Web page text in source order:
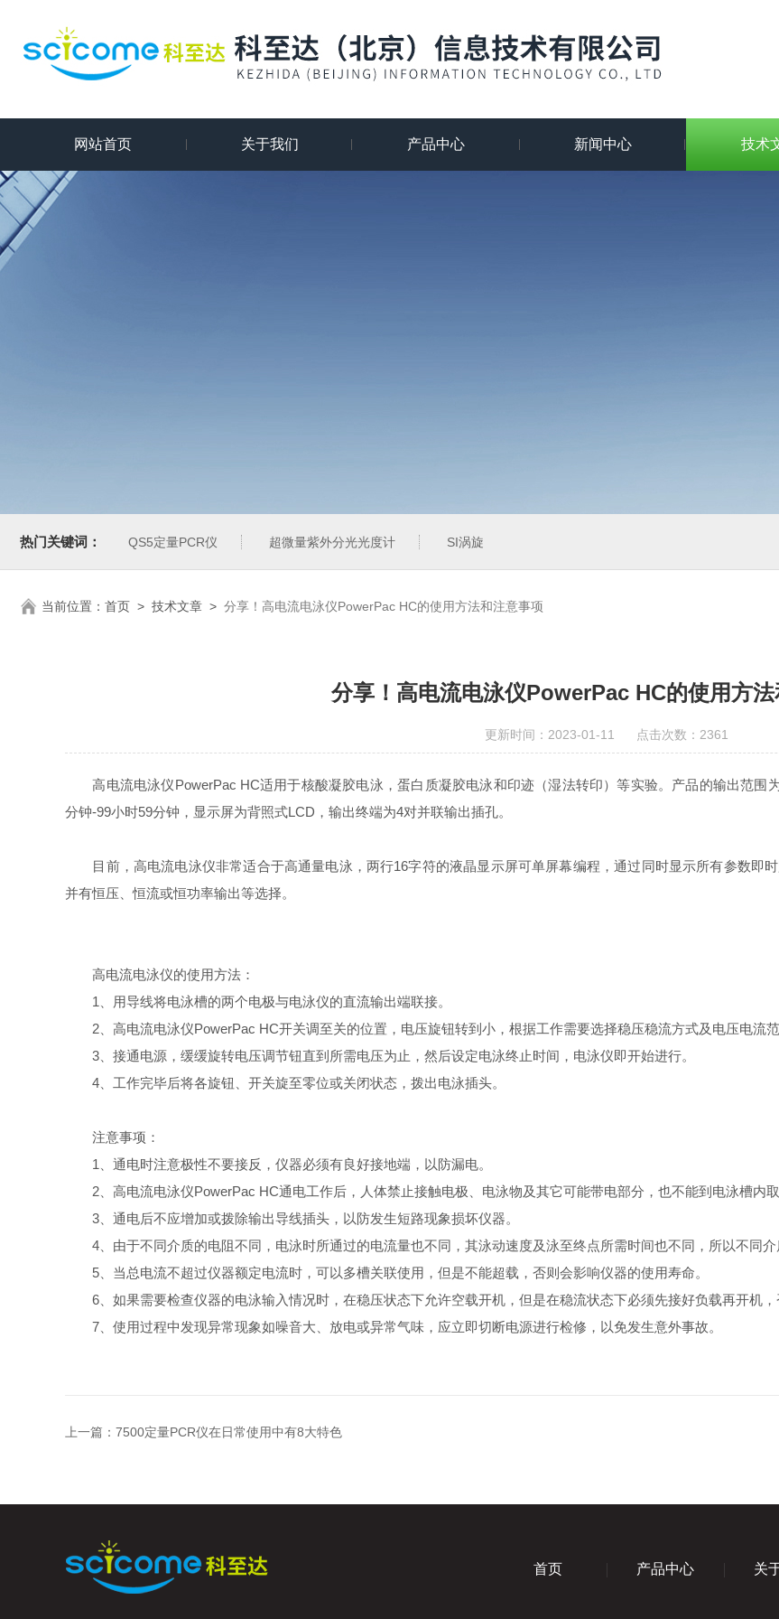
网站首页 关于我们 产品中心 新闻中心 技术
热门关键词： QS5定量PCR仪 超微量紫外分光光度计 SI涡旋
当前位置： 首页 > 技术文章 > 分享！高电流电泳仪PowerPac HC的使用方法和注意事项
分享！高电流电泳仪PowerPac HC的使用方
更新时间：2023-01-11 点击次数：2361
高电流电泳仪PowerPac HC适用于核酸凝胶电泳，蛋白质凝胶电泳和印迹（湿法转印）等实验。产品的输出范围
分钟-99小时59分钟，显示屏为背照式LCD，输出终端为4对并联输出插孔。
目前，高电流电泳仪非常适合于高通量电泳，两行16字符的液晶显示屏可单屏幕编程，通过同时显示所有参数即
并有恒压、恒流或恒功率输出等选择。
高电流电泳仪的使用方法：
1、用导线将电泳槽的两个电极与电泳仪的直流输出端联接。
2、高电流电泳仪PowerPac HC开关调至关的位置，电压旋钮转到小，根据工作需要选择稳压稳流方式及电压电流范
3、接通电源，缓缓旋转电压调节钮直到所需电压为止，然后设定电泳终止时间，电泳仪即开始进行。
4、工作完毕后将各旋钮、开关旋至零位或关闭状态，拨出电泳插头。
注意事项：
1、通电时注意极性不要接反，仪器必须有良好接地端，以防漏电。
2、高电流电泳仪PowerPac HC通电工作后，人体禁止接触电极、电泳物及其它可能带电部分，也不能到电泳槽内取
3、通电后不应增加或拨除输出导线插头，以防发生短路现象损坏仪器。
4、由于不同介质的电阻不同，电泳时所通过的电流量也不同，其泳动速度及泳至终点所需时间也不同，所以不同介
5、当总电流不超过仪器额定电流时，可以多槽关联使用，但是不能超载，否则会影响仪器的使用寿命。
6、如果需要检查仪器的电泳输入情况时，在稳压状态下允许空载开机，但是在稳流状态下必须先接好负载再开机，
7、使用过程中发现异常现象如噪音大、放电或异常气味，应立即切断电源进行检修，以免发生意外事故。
上一篇： 7500定量PCR仪在日常使用中有8大特色
首页 产品中心 关